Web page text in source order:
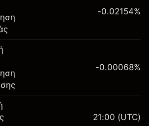
σχετικά με:
Η επένδυσή
$1,000.00
-0.02154%
-0.00068%
21:00 (UTC)